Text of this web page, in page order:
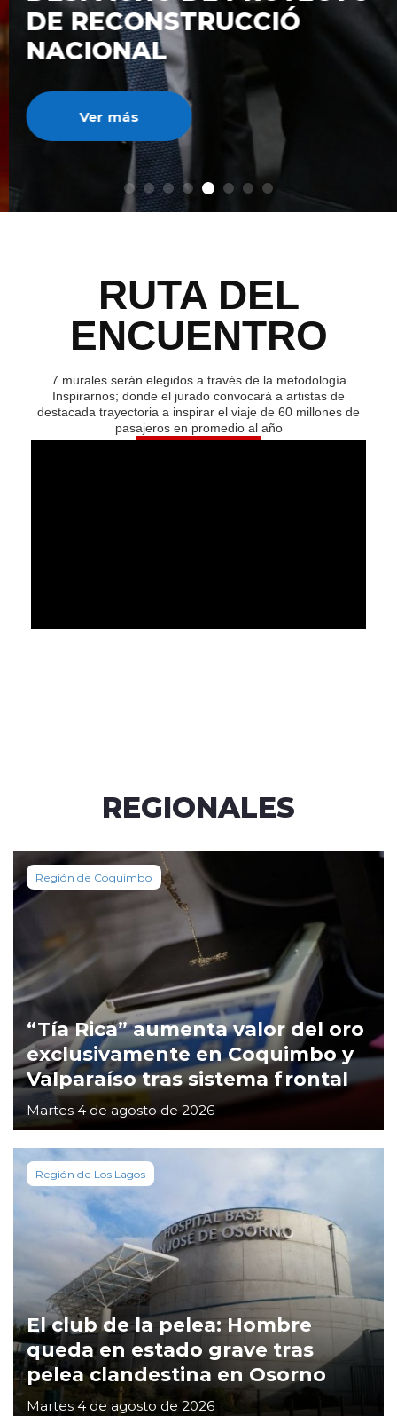
DE RECONSTRUCCIÓ
NACIONAL
Ver más
RUTA DEL
ENCUENTRO
7 murales serán elegidos a través de la metodología
Inspirarnos; donde el jurado convocará a artistas de
destacada trayectoria a inspirar el viaje de 60 millones de
pasajeros en promedio al año
REGIONALES
Región de Coquimbo
“Tía Rica” aumenta valor del oro
exclusivamente en Coquimbo y
Valparaíso tras sistema frontal
Martes 4 de agosto de 2026
Región de Los Lagos
El club de la pelea: Hombre
queda en estado grave tras
pelea clandestina en Osorno
Martes 4 de agosto de 2026